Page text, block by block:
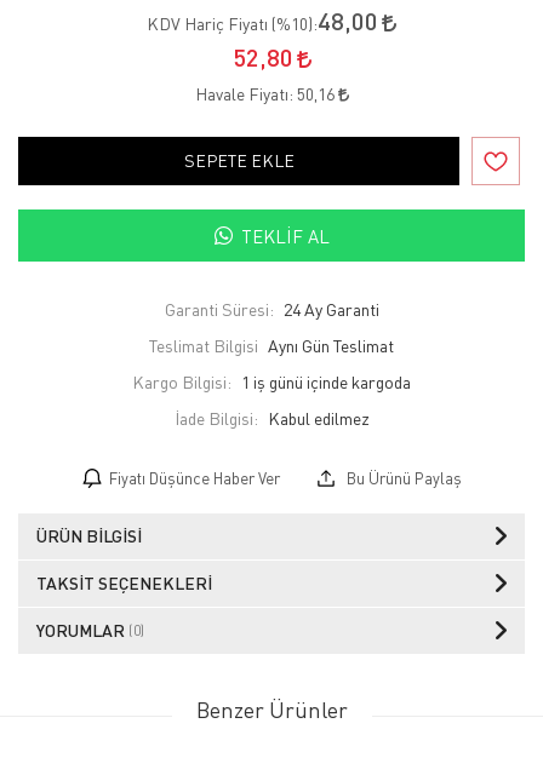
KDV Hariç Fiyatı (%10):48,00
52,80
Havale Fiyatı: 50,16
SEPETE EKLE
TEKLIF AL
Garanti Süresi: 24 Ay Garanti
Teslimat Bilgisi Aynı Gün Teslimat
Kargo Bilgisi:
1 iş günü içinde kargoda
İade Bilgisi:
Fiyatı Düşünce Haber Ver Bu Ürünü Paylaş
ÜRÜN BILGISI
TAKSIT SEÇENEKLERI
YORUMLAR (0)
Benzer Ürünler